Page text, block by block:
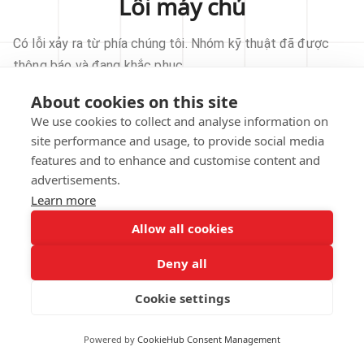
About cookies on this site
We use cookies to collect and analyse information on
site performance and usage, to provide social media
features and to enhance and customise content and
advertisements.
Learn more
Allow all cookies
Deny all
Cookie settings
Powered by CookieHub Consent Management
Lỗi máy chủ
Có lỗi xảy ra từ phía chúng tôi. Nhóm kỹ thuật đã được
thông báo và đang khắc phục.
THỬ LẠI
VỀ TRANG CHỦ
notified.